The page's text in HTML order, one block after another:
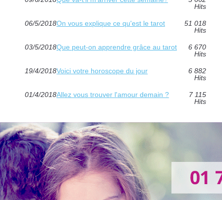
Hits
06/5/2018On vous explique ce qu'est le tarot
51 018
Hits
03/5/2018Que peut-on apprendre grâce au tarot
6 670
Hits
19/4/2018Voici votre horoscope du jour
6 882
Hits
01/4/2018Allez vous trouver l'amour demain ?
7 115
Hits